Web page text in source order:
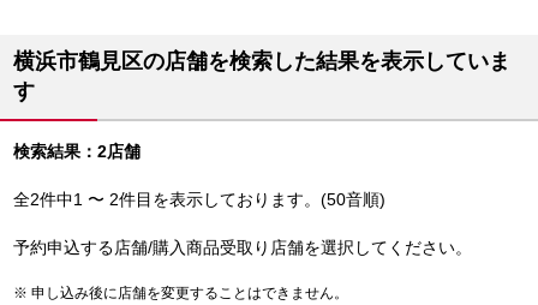
横浜市鶴見区の店舗を検索した結果を表示していま
す
検索結果：2店舗
全2件中1 〜 2件目を表示しております。(50音順)
予約申込する店舗/購入商品受取り店舗を選択してください。
申し込み後に店舗を変更することはできません。